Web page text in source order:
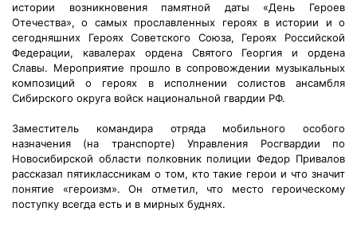
истории возникновения памятной даты «День Героев
Отечества», о самых прославленных героях в истории и о
сегодняшних Героях Советского Союза, Героях Российской
Федерации, кавалерах ордена Святого Георгия и ордена
Славы. Мероприятие прошло в сопровождении музыкальных
композиций о героях в исполнении солистов ансамбля
Сибирского округа войск национальной гвардии РФ.
Заместитель командира отряда мобильного особого
назначения (на транспорте) Управления Росгвардии по
Новосибирской области полковник полиции Федор Привалов
рассказал пятиклассникам о том, кто такие герои и что значит
понятие «героизм». Он отметил, что место героическому
поступку всегда есть и в мирных буднях.